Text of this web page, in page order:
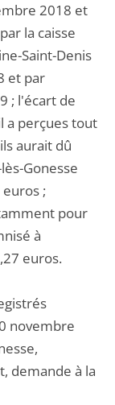
2018 et
la caisse
Saint-Denis
et par
; l'écart de
a perçues tout
aurait dû
Gonesse
;
pour
à
euros.
novembre
demande à la